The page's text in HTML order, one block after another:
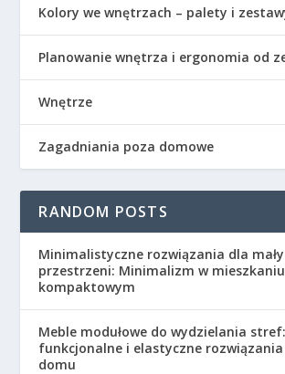
Kolory we wnętrzach – palety i
Planowanie wnętrza i ergonomia od
Wnętrze
Zagadniania poza domowe
RANDOM POSTS
Minimalistyczne rozwiązania dla
przestrzeni: Minimalizm w mieszkaniu
kompaktowym
Meble modułowe do wydzielania
funkcjonalne i elastyczne
domu